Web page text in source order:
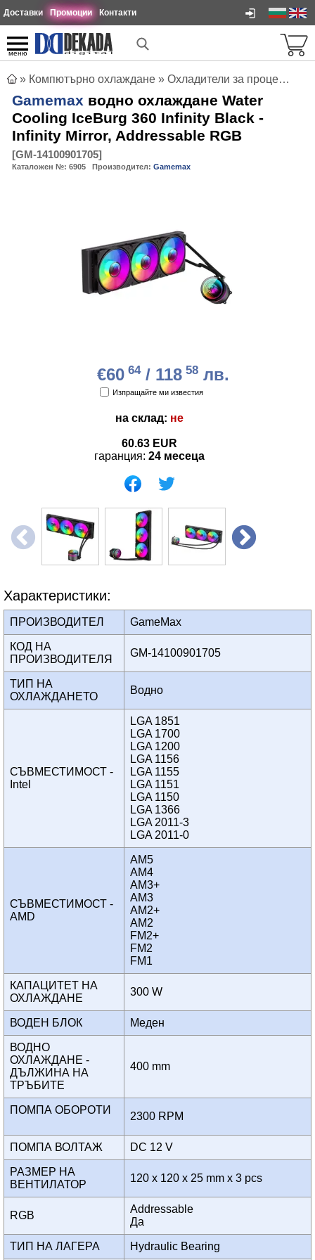
Доставки Промоции Контакти
меню
» Компютърно охлаждане » Охладители за процесори
Gamemax водно охлаждане Water
Cooling IceBurg 360 Infinity Black -
Infinity Mirror, Addressable RGB
[GM-14100901705]
Каталожен №: 6905 Производител: Gamemax
€6064/ 11858лв.
Изпращайте ми известия
на склад: не
60.63 EUR
гаранция: 24 месеца
Характеристики:
ПРОИЗВОДИТЕЛ GameMax
КОД НА
ПРОИЗВОДИТЕЛЯ
GM-14100901705
ТИП НА
ОХЛАЖДАНЕТО
Водно
СЪВМЕСТИМОСТ -
Intel
LGA 1851
LGA 1700
LGA 1200
LGA 1156
LGA 1155
LGA 1151
LGA 1150
LGA 1366
LGA 2011-3
LGA 2011-0
СЪВМЕСТИМОСТ -
AMD
AM5
AM4
AM3+
AM3
AM2+
AM2
FM2+
FM2
FM1
КАПАЦИТЕТ НА
ОХЛАЖДАНЕ
300 W
ВОДЕН БЛОК Меден
ВОДНО
ОХЛАЖДАНЕ -
ДЪЛЖИНА НА
ТРЪБИТЕ
400 mm
ПОМПА ОБОРОТИ
2300 RPM
ПОМПА ВОЛТАЖ DC 12 V
РАЗМЕР НА
ВЕНТИЛАТОР
120 x 120 x 25 mm x 3 pcs
RGB
Addressable
Да
ТИП НА ЛАГЕРА Hydraulic Bearing